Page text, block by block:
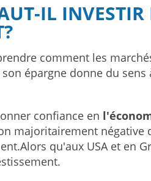
IL INVESTIR
comment les
épargne donne du
confiance en
majoritairement négative
qu'aux USA et en